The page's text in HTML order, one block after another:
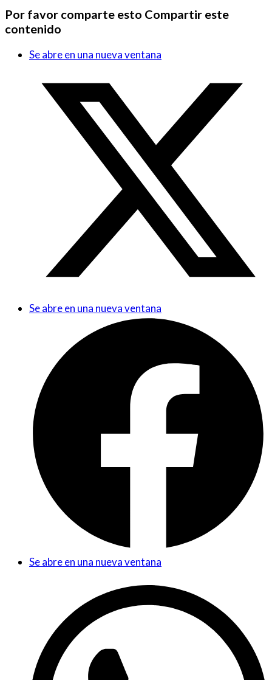
Por favor comparte esto Compartir este
contenido
Se abre en una nueva ventana
Se abre en una nueva ventana
Se abre en una nueva ventana